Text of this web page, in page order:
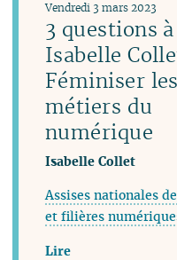
3 questions à
Isabelle
Féminiser les
métiers du
numérique
Vendredi 3 mars 2023
Isabelle Collet
Assises nationales
et filières
Lire